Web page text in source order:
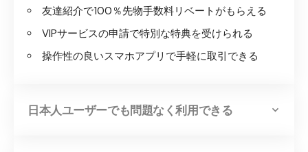
友達紹介で100％先物手数料リベートがもらえる
VIPサービスの申請で特別な特典を受けられる
操作性の良いスマホアプリで手軽に取引できる
日本人ユーザーでも問題なく利用できる